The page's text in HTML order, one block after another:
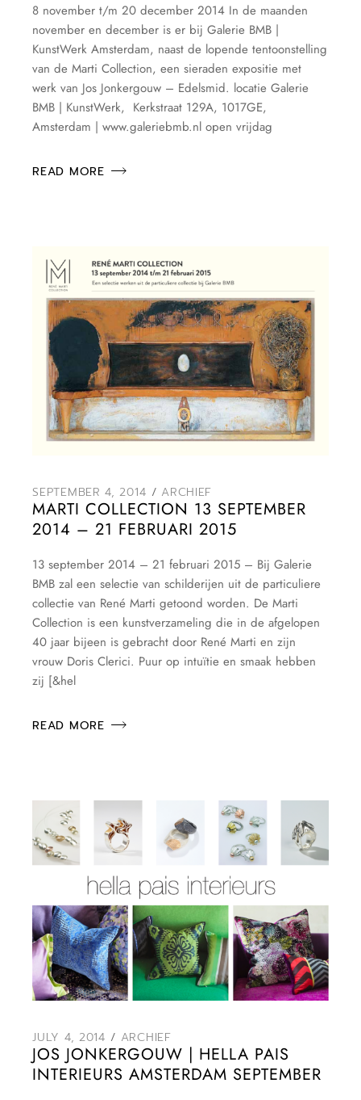
8 november t/m 20 december 2014 In de maanden
november en december is er bij Galerie BMB |
KunstWerk Amsterdam, naast de lopende tentoonstelling
van de Marti Collection, een sieraden expositie met
werk van Jos Jonkergouw – Edelsmid. locatie Galerie
BMB | KunstWerk, Kerkstraat 129A, 1017GE,
Amsterdam | www.galeriebmb.nl open vrijdag
READ MORE
SEPTEMBER 4, 2014 ARCHIEF
MARTI COLLECTION 13 SEPTEMBER
2014 – 21 FEBRUARI 2015
13 september 2014 – 21 februari 2015 – Bij Galerie
BMB zal een selectie van schilderijen uit de particuliere
collectie van René Marti getoond worden. De Marti
Collection is een kunstverzameling die in de afgelopen
40 jaar bijeen is gebracht door René Marti en zijn
vrouw Doris Clerici. Puur op intuïtie en smaak hebben
zij [&hel
READ MORE
JULY 4, 2014 ARCHIEF
JOS JONKERGOUW | HELLA PAIS
INTERIEURS AMSTERDAM SEPTEMBER